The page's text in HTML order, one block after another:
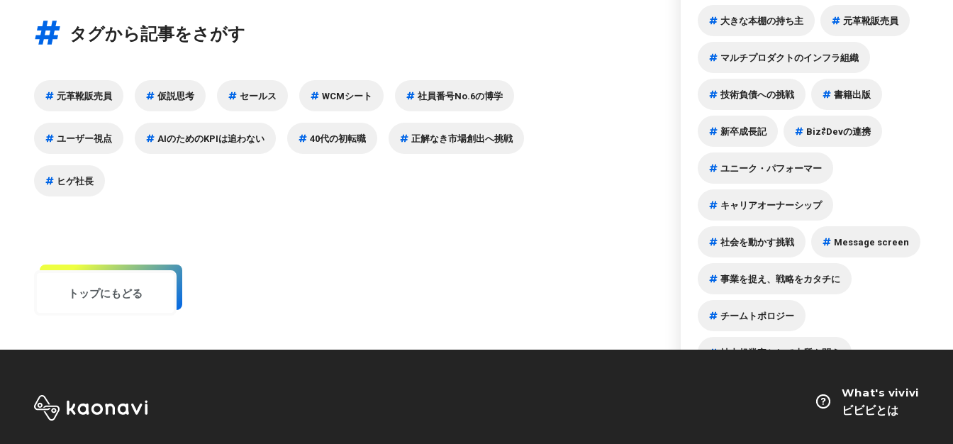
タグから記事をさがす
元革靴販売員 仮説思考 セールス WCMシート 社員番号No.6の博学
ユーザー視点 AIのためのKPIは追わない 40代の初転職 正解なき市場創出へ挑戦
ヒゲ社長
大きな本棚の持ち主 元革靴販売員
マルチプロダクトのインフラ組織
技術負債への挑戦 書籍出版
新卒成長記 Biz⇄Devの連携
ユニーク・パフォーマー
キャリアオーナーシップ
社会を動かす挑戦 Message screen
事業を捉え、戦略をカタチに
チームトポロジー
社内起業家として本質を問う
トップにもどる
What's vivivi
ビビビとは